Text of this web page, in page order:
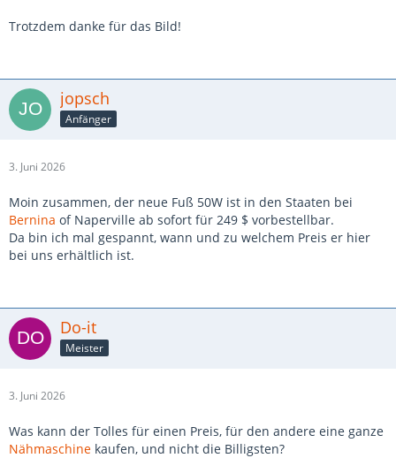
Trotzdem danke für das Bild!
jopsch
Anfänger
3. Juni 2026
Moin zusammen, der neue Fuß 50W ist in den Staaten bei
Bernina of Naperville ab sofort für 249 $ vorbestellbar.
Da bin ich mal gespannt, wann und zu welchem Preis er hier
bei uns erhältlich ist.
Do-it
Meister
3. Juni 2026
Was kann der Tolles für einen Preis, für den andere eine ganze
Nähmaschine kaufen, und nicht die Billigsten?